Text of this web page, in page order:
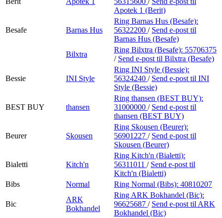
Apotek 1 (Berit)
Besafe Barnas Hus
Ring Barnas Hus (Besafe):
56322200 / Send e-post til
Barnas Hus (Besafe)
Bilxtra
Ring Bilxtra (Besafe): 55706375
/ Send e-post til Bilxtra (Besafe)
Bessie INI Style
Ring INI Style (Bessie):
56324240 / Send e-post til INI
Style (Bessie)
BEST BUY thansen
Ring thansen (BEST BUY):
31000000 / Send e-post til
thansen (BEST BUY)
Beurer Skousen
Ring Skousen (Beurer):
56901227 / Send e-post til
Skousen (Beurer)
Bialetti Kitch'n
Ring Kitch'n (Bialetti):
56311011 / Send e-post til
Kitch'n (Bialetti)
Bibs
Normal Ring Normal (Bibs): 40810207
Bic
ARK
Bokhandel
Ring ARK Bokhandel (Bic):
96625687 / Send e-post til ARK
Bokhandel (Bic)